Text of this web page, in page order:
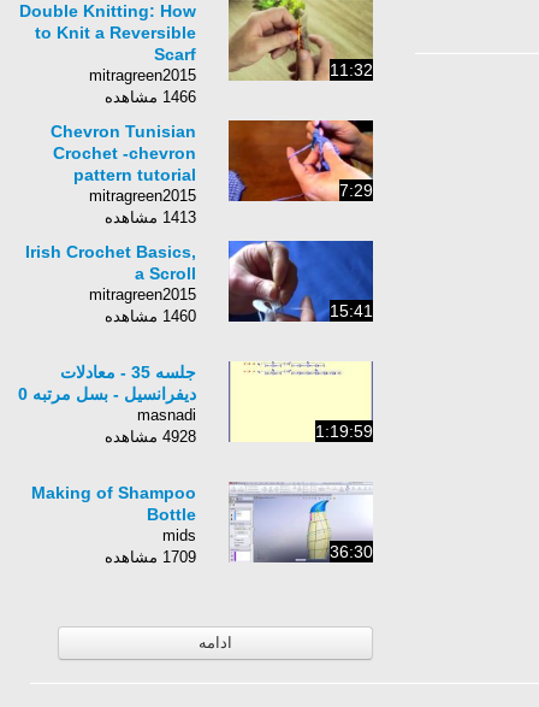
11:32
Double Knitting: How
to Knit a Reversible
Scarf
mitragreen2015
1466 مشاهده
7:29
Chevron Tunisian
Crochet -chevron
pattern tutorial
mitragreen2015
1413 مشاهده
15:41
Irish Crochet Basics,
a Scroll
mitragreen2015
1460 مشاهده
1:19:59
جلسه 35 - معادلات
دیفرانسیل - بسل مرتبه 0
masnadi
4928 مشاهده
36:30
Making of Shampoo
Bottle
mids
1709 مشاهده
ادامه